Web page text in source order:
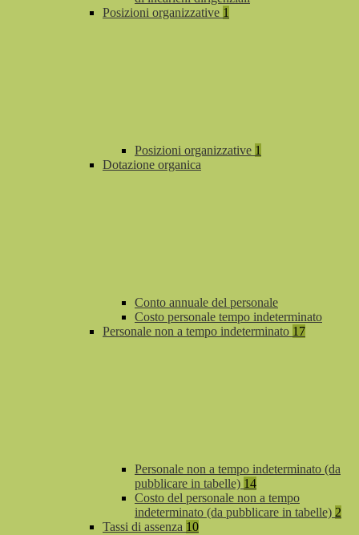
Posizioni organizzative 1
Posizioni organizzative 1
Dotazione organica
Conto annuale del personale
Costo personale tempo indeterminato
Personale non a tempo indeterminato 17
Personale non a tempo indeterminato (da
pubblicare in tabelle) 14
Costo del personale non a tempo
indeterminato (da pubblicare in tabelle) 2
Tassi di assenza 10